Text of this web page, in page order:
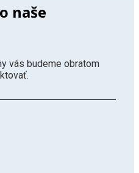
naše
vás budeme obratom